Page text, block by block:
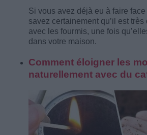
Si vous avez déjà eu à faire
savez certainement qu’il est très
avec les fourmis, une fois
dans votre maison.
Comment éloigner les
naturellement avec du